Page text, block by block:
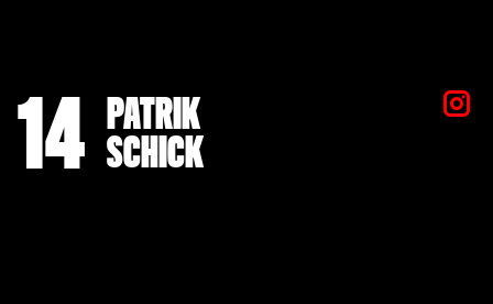
14
PATRIK
SCHICK